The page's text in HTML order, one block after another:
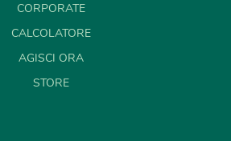
CORPORATE
CALCOLATORE
AGISCI ORA
STORE